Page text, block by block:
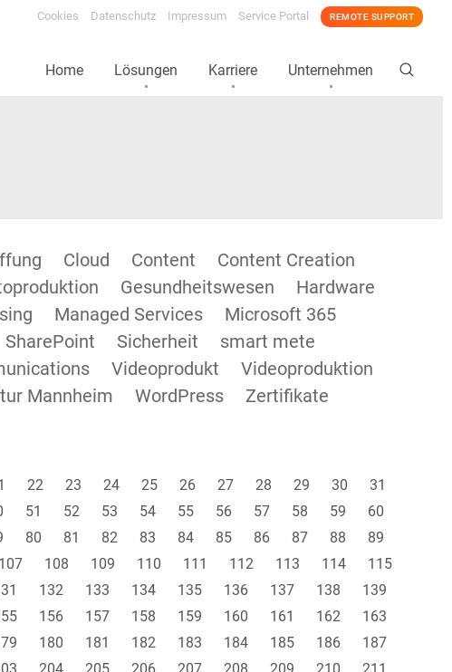
Cookies Datenschutz Impressum Service Portal REMOTE SUPPORT
Home Lösungen Karriere Unternehmen
Cloud Content
Content Creation
Gesundheitswesen
Hardware
Managed Services
Microsoft 365
SharePoint Sicherheit
smart mete
Videoprodukt
Videoproduktion
Mannheim WordPress Zertifikate
22 23 24 25 26 27 28 29 30
31
51 52 53 54 55 56 57 58 59
60
80 81 82 83 84 85 86 87 88
89
107 108 109 110 111 112 113 114
115
132 133 134 135 136 137 138
139
156 157 158 159 160 161 162
163
180 181 182 183 184 185 186
187